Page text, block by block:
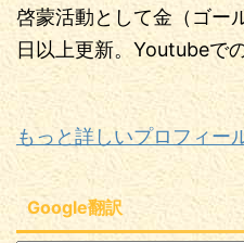
啓蒙活動として金（ゴー
日以上更新。Youtubeで
もっと詳しいプロフィー
Google翻訳